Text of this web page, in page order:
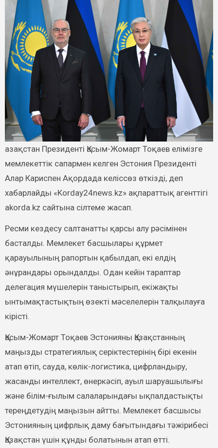
мемлекеттік сапармен келген Эстония Президенті
Алар Кариспен Ақордада келіссөз өткізді, деп
хабарлайды «Korday24news.kz» ақпараттық агенттігі
akorda.kz сайтына сілтеме жасап.
Ресми кездесу салтанатты қарсы алу рәсімінен
басталды. Мемлекет басшылары құрмет
қарауылының рапортын қабылдап, екі елдің
әнұрандары орындалды. Одан кейін тараптар
делегация мүшелерін таныстырып, екіжақты
ынтымақтастықтың өзекті мәселелерін талқылауға
кірісті.
Қасым-Жомарт Тоқаев Эстонияны Қазақстанның
маңызды стратегиялық серіктестерінің бірі екенін
атап өтіп, сауда, көлік-логистика, цифрландыру,
жасанды интеллект, өнеркәсіп, ауыл шаруашылығы
және білім-ғылым салаларындағы ықпалдастықты
тереңдетудің маңызын айтты. Мемлекет басшысы
Эстонияның цифрлық даму бағытындағы тәжірибесі
Қазақстан үшін құнды болатынын атап өтті.